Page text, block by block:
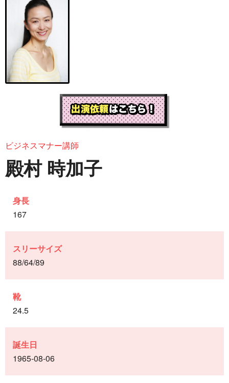
ビジネスマナー講師
殿村 時加子
身長
167
スリーサイズ
88/64/89
靴
24.5
誕生日
1965-08-06